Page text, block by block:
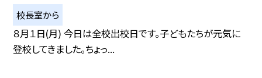
校長室から
８月１日(月) 今日は全校出校日です。子どもたちが元気に
登校してきました。ちょっ...